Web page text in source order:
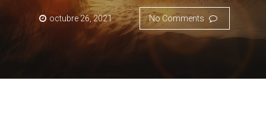
o
octubre 26, 2021 No Comments